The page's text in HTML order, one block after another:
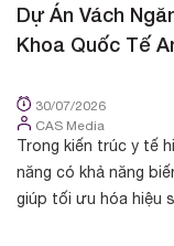
Dự Án Vách
Khoa Quốc Tế
30/07/2026
CAS Media
Trong kiến trúc y tế
năng có khả năng
giúp tối ưu hóa hiệu